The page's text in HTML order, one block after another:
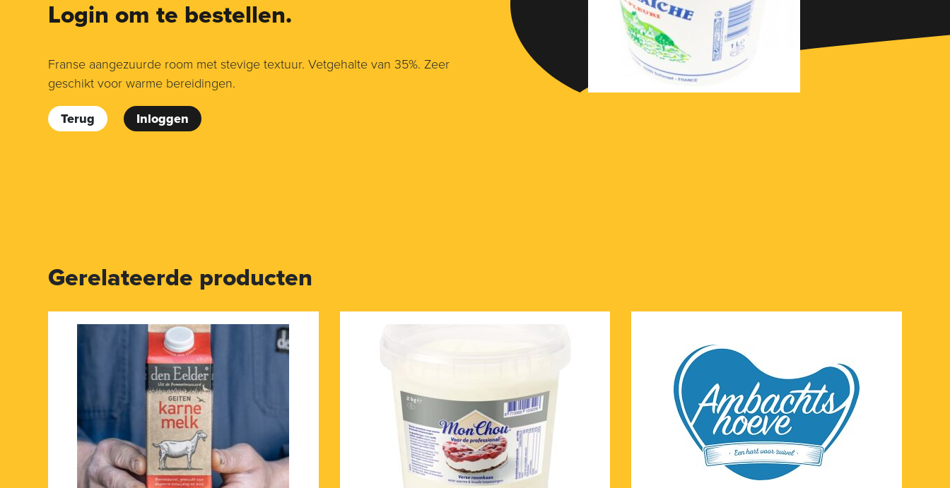
Login om te bestellen.
Franse aangezuurde room met stevige textuur. Vetgehalte van 35%. Zeer
geschikt voor warme bereidingen.
Terug Inloggen
Gerelateerde producten